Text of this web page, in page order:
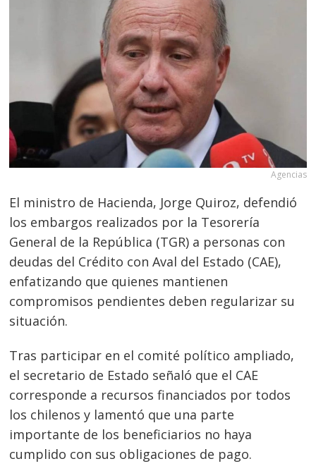
Agencias
El ministro de Hacienda, Jorge Quiroz, defendió
los embargos realizados por la Tesorería
General de la República (TGR) a personas con
deudas del Crédito con Aval del Estado (CAE),
enfatizando que quienes mantienen
compromisos pendientes deben regularizar su
situación.
Tras participar en el comité político ampliado,
el secretario de Estado señaló que el CAE
corresponde a recursos financiados por todos
los chilenos y lamentó que una parte
importante de los beneficiarios no haya
cumplido con sus obligaciones de pago.